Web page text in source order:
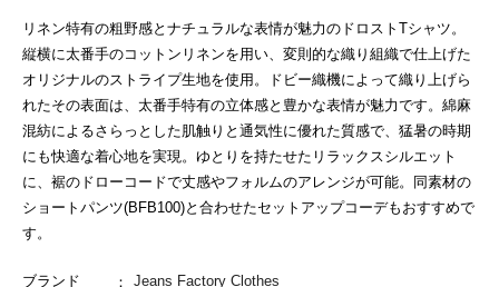
リネン特有の粗野感とナチュラルな表情が魅力のドロストTシャツ。
縦横に太番手のコットンリネンを用い、変則的な織り組織で仕上げた
オリジナルのストライプ生地を使用。ドビー織機によって織り上げら
れたその表面は、太番手特有の立体感と豊かな表情が魅力です。綿麻
混紡によるさらっとした肌触りと通気性に優れた質感で、猛暑の時期
にも快適な着心地を実現。ゆとりを持たせたリラックスシルエット
に、裾のドローコードで丈感やフォルムのアレンジが可能。同素材の
ショートパンツ(BFB100)と合わせたセットアップコーデもおすすめで
す。
ブランド
Jeans Factory Clothes